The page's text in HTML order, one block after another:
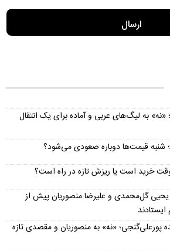
به لیگ‌های عربی و آماده برای یک انتقال
شنبه قیمت‌ها دوباره صعودی می‌شود؟
خرید است یا ریزش تازه در راه است؟
یحیی گل‌محمدی و علیرضا منصوریان پیش از
پورعلی‌گنجی؛ «نه» به منصوریان و مقصدی تازه